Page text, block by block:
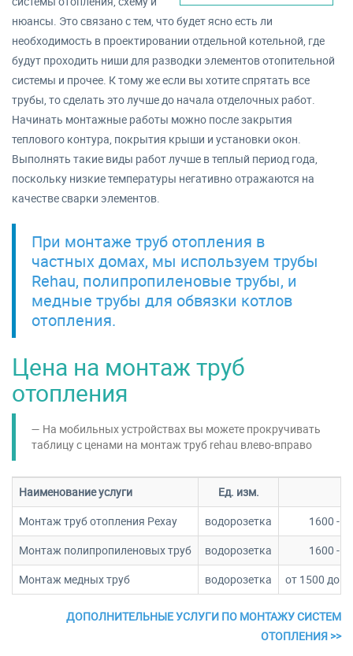
нюансы. Это связано с тем, что будет ясно есть ли
необходимость в проектировании отдельной котельной, где
будут проходить ниши для разводки элементов отопительной
системы и прочее. К тому же если вы хотите спрятать все
трубы, то сделать это лучше до начала отделочных работ.
Начинать монтажные работы можно после закрытия
теплового контура, покрытия крыши и установки окон.
Выполнять такие виды работ лучше в теплый период года,
поскольку низкие температуры негативно отражаются на
качестве сварки элементов.
При монтаже труб отопления в
частных домах, мы используем трубы
Rehau, полипропиленовые трубы, и
медные трубы для обвязки котлов
отопления.
Цена на монтаж труб
отопления
На мобильных устройствах вы можете прокручивать
таблицу c ценами на монтаж труб rehau влево-вправо
Наименование услуги
Ед. изм.
Монтаж труб отопления Рехау
водорозетка
1600 -
Монтаж полипропиленовых труб
водорозетка
1600 -
Монтаж медных труб
водорозетка от 1500 до
ДОПОЛНИТЕЛЬНЫЕ УСЛУГИ ПО МОНТАЖУ СИСТЕМ
ОТОПЛЕНИЯ >>